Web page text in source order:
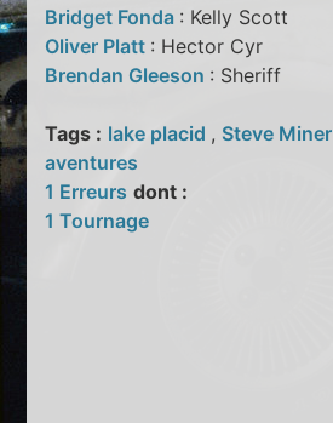
Bridget Fonda : Kelly Scott
Oliver Platt : Hector Cyr
Brendan Gleeson : Sheriff
Tags : lake placid , Steve Miner
aventures
1 Erreurs dont :
1 Tournage